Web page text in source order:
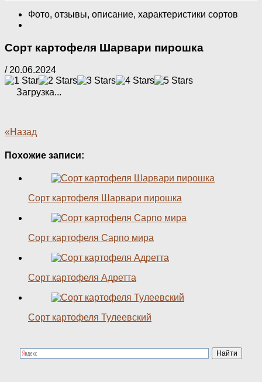
Фото, отзывы, описание, характеристики сортов
Сорт картофеля Шарвари пирошка
/20.06.2024
Загрузка...
«Назад
Похожие записи:
Сорт картофеля Шарвари пирошка
Сорт картофеля Сарпо мира
Сорт картофеля Адретта
Сорт картофеля Тулеевский